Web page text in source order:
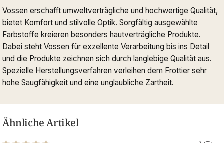
Vossen erschafft umweltverträgliche und hochwertige Qualität,
bietet Komfort und stilvolle Optik. Sorgfältig ausgewählte
Farbstoffe kreieren besonders hautverträgliche Produkte.
Dabei steht Vossen für exzellente Verarbeitung bis ins Detail
und die Produkte zeichnen sich durch langlebige Qualität aus.
Spezielle Herstellungsverfahren verleihen dem Frottier sehr
hohe Saugfähigkeit und eine unglaubliche Zartheit.
Ähnliche Artikel